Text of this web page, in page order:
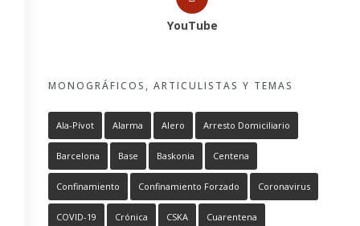
YouTube
MONOGRÁFICOS, ARTICULISTAS Y TEMAS
Ala-Pívot Alarma Alero Arresto Domiciliario
Barcelona Base Baskonia Centena
Confinamiento Confinamiento Forzado Coronavirus
COVID-19 Crónica CSKA Cuarentena